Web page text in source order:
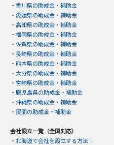
・ 香川県の助成金・補助金
・ 愛媛県の助成金・補助金
・ 高知県の助成金・補助金
・ 福岡県の助成金・補助金
・ 佐賀県の助成金・補助金
・ 長崎県の助成金・補助金
・ 熊本県の助成金・補助金
・ 大分県の助成金・補助金
・ 宮崎県の助成金・補助金
・ 鹿児島県の助成金・補助金
・ 沖縄県の助成金・補助金
・ 民間の助成金・補助金
会社設立一覧（全国対応）
・ 北海道で会社を設立する方法！